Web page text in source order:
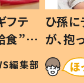
フテ
食”を
の親
編集部
ひ孫
が、
「涙が
い」